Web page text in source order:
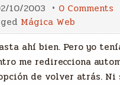
10/2003 0 Commentson
Mágica Web
ahí bien. Pero yo
me redirecciona
de volver atrás.